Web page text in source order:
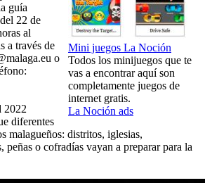
Mini juegos La Noción
Todos los minijuegos que te
vas a encontrar aquí son
completamente juegos de
internet gratis.
La Noción ads
guía
22 de
al
a través de
o
2022
diferentes
malagueños: distritos, iglesias,
peñas o cofradías vayan a preparar para la